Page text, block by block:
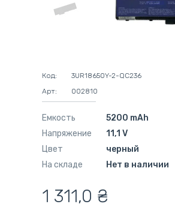
Код:
3UR18650Y-2-QC236
Арт:
002810
Емкость
5200 mAh
Напряжение
11,1 V
Цвет
черный
На складе
Нет в наличии
1 311,0 ₴
мес.
мес.